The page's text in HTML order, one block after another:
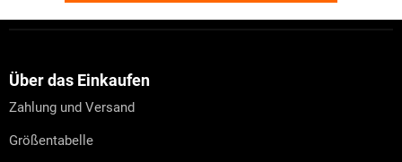
Über das Einkaufen
Zahlung und Versand
Größentabelle